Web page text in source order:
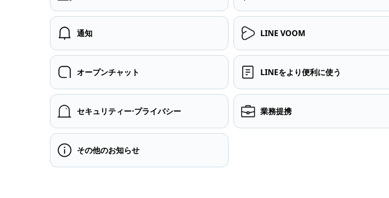
通知 LINE VOOM
オープンチャット LINEをより便利に使う
セキュリティー⋅プライバシー 業務提携
その他のお知らせ